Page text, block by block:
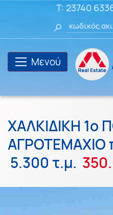
T: 23740
Μενού
ΧΑΛΚΙΔΙΚΗ 1ο
ΑΓΡΟΤΕΜΑΧΙΟ
5.300 τ.μ.